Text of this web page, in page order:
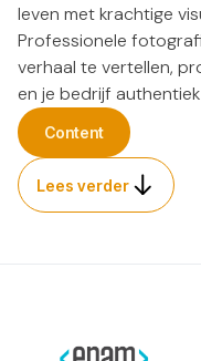
leven met krachtige
Professionele
verhaal te vertellen,
en je bedrijf
Content
Content
Lees verder
Lees verder